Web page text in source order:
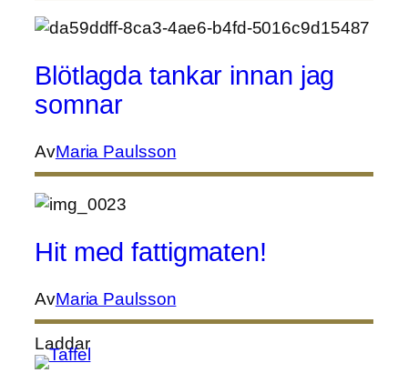
Blötlagda tankar innan jag
somnar
AvMaria Paulsson
Hit med fattigmaten!
AvMaria Paulsson
Laddar